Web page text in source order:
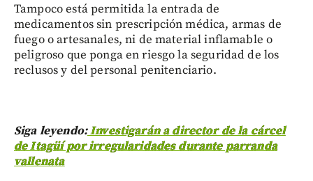
Tampoco está permitida la entrada de
medicamentos sin prescripción médica, armas de
fuego o artesanales, ni de material inflamable o
peligroso que ponga en riesgo la seguridad de los
reclusos y del personal penitenciario.
Siga leyendo:Investigarán a director de la cárcel
de Itagüí por irregularidades durante parranda
vallenata